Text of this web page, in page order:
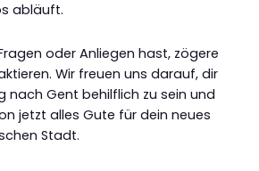
abläuft.
oder Anliegen hast, zögere
Wir freuen uns darauf, dir
nach Gent behilflich zu sein und
jetzt alles Gute für dein neues
Stadt.